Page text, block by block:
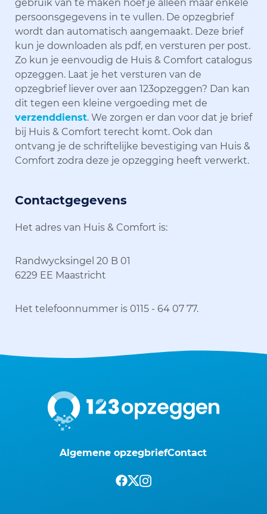
gebruik van te maken hoef je alleen maar enkele
persoonsgegevens in te vullen. De opzegbrief
wordt dan automatisch aangemaakt. Deze brief
kun je downloaden als pdf, en versturen per post.
Zo kun je eenvoudig de Huis & Comfort catalogus
opzeggen. Laat je het versturen van de
opzegbrief liever over aan 123opzeggen? Dan kan
dit tegen een kleine vergoeding met de
verzenddienst. We zorgen er dan voor dat je brief
bij Huis & Comfort terecht komt. Ook dan
ontvang je de schriftelijke bevestiging van Huis &
Comfort zodra deze je opzegging heeft verwerkt.
Contactgegevens
Het adres van Huis & Comfort is:
Randwycksingel 20 B 01
6229 EE Maastricht
Het telefoonnummer is 0115 - 64 07 77.
Algemene opzegbriefContact